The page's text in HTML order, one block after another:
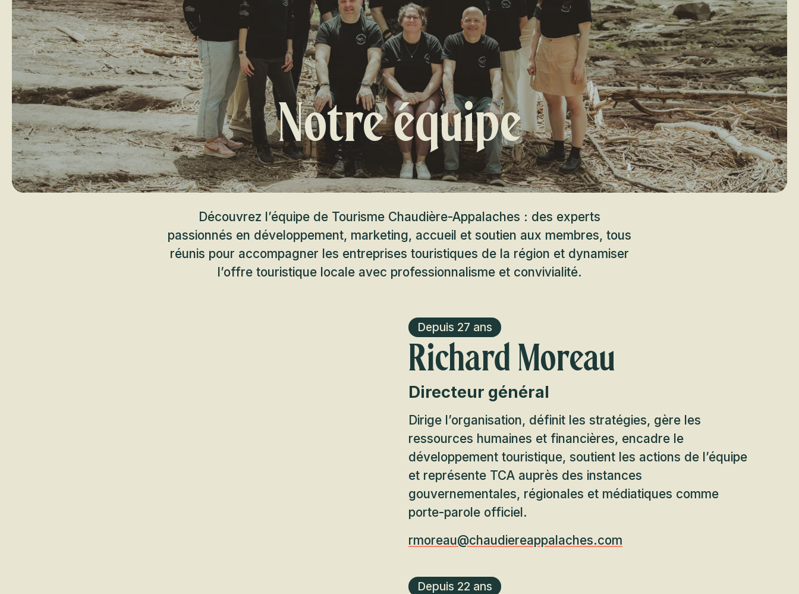
Notre équipe
Découvrez l’équipe de Tourisme Chaudière-Appalaches : des experts
passionnés en développement, marketing, accueil et soutien aux membres, tous
réunis pour accompagner les entreprises touristiques de la région et dynamiser
l’offre touristique locale avec professionnalisme et convivialité.
Depuis 27 ans
Richard Moreau
Directeur général
Dirige l’organisation, définit les stratégies, gère les
ressources humaines et financières, encadre le
développement touristique, soutient les actions de l’équipe
et représente TCA auprès des instances
gouvernementales, régionales et médiatiques comme
porte-parole officiel.
rmoreau@chaudiereappalaches.com
Depuis 22 ans